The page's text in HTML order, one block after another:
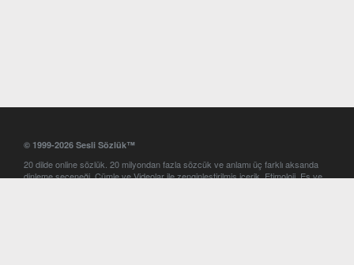
© 1999-2026 Sesli Sözlük™
20 dilde online sözlük. 20 milyondan fazla sözcük ve anlamı üç farklı aksanda
dinleme seçeneği. Cümle ve Videolar ile zenginleştirilmiş içerik. Etimoloji, Eş ve